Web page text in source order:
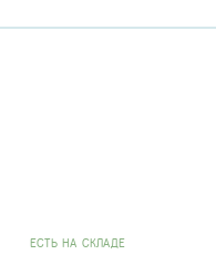
EСТЬ НА СКЛАДЕ